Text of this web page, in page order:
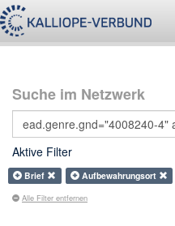
Suche im Netzwerk
Aktive Filter
Brief Aufbewahrungsort
Alle Filter entfernen